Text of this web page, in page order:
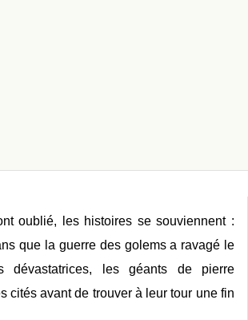
oublié, les histoires se souviennent :
que la guerre des golems a ravagé le
dévastatrices, les géants de pierre
cités avant de trouver à leur tour une fin